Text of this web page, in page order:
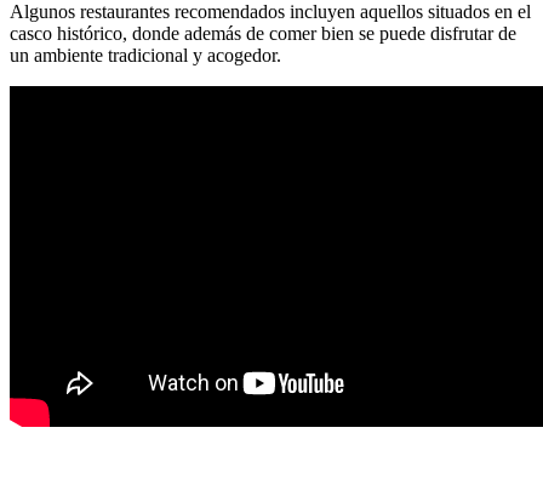
Algunos restaurantes recomendados incluyen aquellos situados en el
casco histórico, donde además de comer bien se puede disfrutar de
un ambiente tradicional y acogedor.